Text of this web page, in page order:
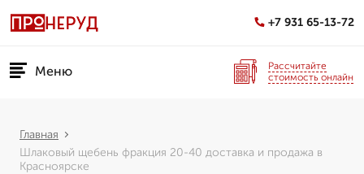
+7 931 65-13-72
Меню
Рассчитайте
стоимость онлайн
Главная
Шлаковый щебень фракция 20-40 доставка и продажа в
Красноярске